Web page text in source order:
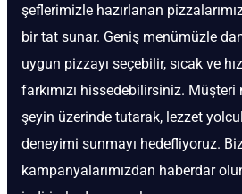
şeflerimizle hazırlanan
bir tat sunar. Geniş menümüzle
uygun pizzayı seçebilir, sıcak ve
farkımızı hissedebilirsiniz.
şeyin üzerinde tutarak, lezzet
deneyimi sunmayı hedefliyoruz.
kampanyalarımızdan haberdar